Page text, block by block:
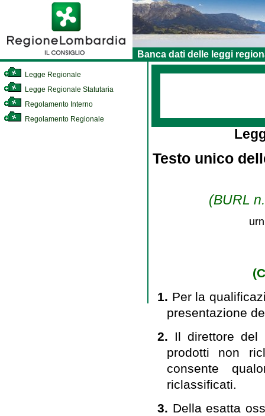
Banca dati delle leggi
Legge Regionale
Legge Regionale Statutaria
Regolamento Interno
Regolamento Regionale
Testo unico
(BURL
1. Per la
presentazione
2. Il direttore
prodotti non
consente
riclassificati.
3. Della esatta